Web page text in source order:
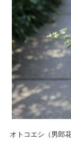
オトコエシ（男郎花